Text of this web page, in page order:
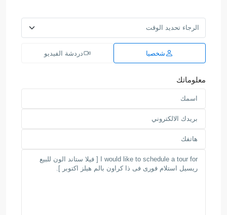
شخصيا دردشة الفيديو
معلوماتك